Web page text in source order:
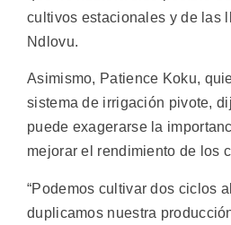
cultivos estacionales y de las
Ndlovu.
Asimismo, Patience Koku,
sistema de irrigación pivote,
puede exagerarse la
mejorar el rendimiento de los
“Podemos cultivar dos ciclos
duplicamos nuestra